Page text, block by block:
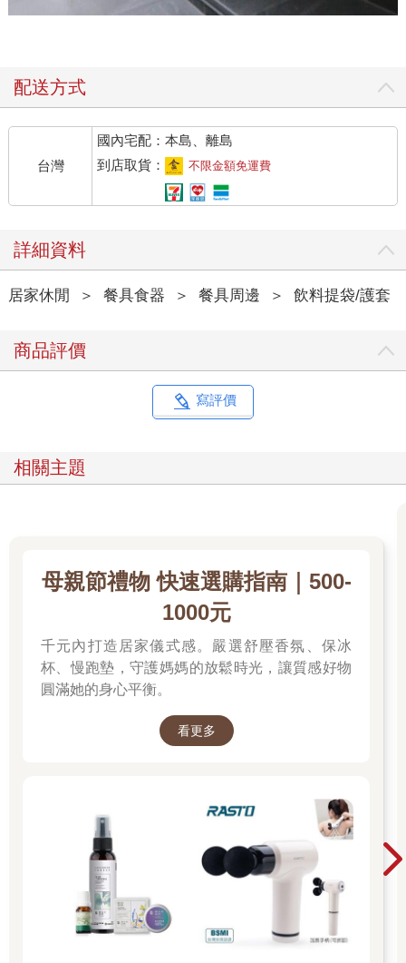
配送方式
台灣
國內宅配：本島、離島
到店取貨：
不限金額免運費
詳細資料
居家休閒 ＞ 餐具食器 ＞ 餐具周邊 ＞ 飲料提袋/護套
商品評價
寫評價
相關主題
母親節禮物 快速選購指南｜500-
1000元
千元內打造居家儀式感。嚴選舒壓香氛、保冰
杯、慢跑墊，守護媽媽的放鬆時光，讓質感好物
圓滿她的身心平衡。
看更多